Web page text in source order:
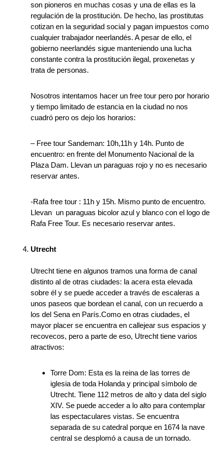
son pioneros en muchas cosas y una de ellas es la
regulación de la prostitución. De hecho, las prostitutas
cotizan en la seguridad social y pagan impuestos como
cualquier trabajador neerlandés. A pesar de ello, el
gobierno neerlandés sigue manteniendo una lucha
constante contra la prostitución ilegal, proxenetas y
trata de personas.
Nosotros intentamos hacer un free tour pero por horario
y tiempo limitado de estancia en la ciudad no nos
cuadró pero os dejo los horarios:
– Free tour Sandeman: 10h,11h y 14h. Punto de
encuentro: en frente del Monumento Nacional de la
Plaza Dam. Llevan un paraguas rojo y no es necesario
reservar antes.
-Rafa free tour : 11h y 15h. Mismo punto de encuentro.
Llevan un paraguas bicolor azul y blanco con el logo de
Rafa Free Tour. Es necesario reservar antes.
Utrecht
Utrecht tiene en algunos tramos una forma de canal
distinto al de otras ciudades: la acera esta elevada
sobre él y se puede acceder a través de escaleras a
unos paseos que bordean el canal, con un recuerdo a
los del Sena en París.Como en otras ciudades, el
mayor placer se encuentra en callejear sus espacios y
recovecos, pero a parte de eso, Utrecht tiene varios
atractivos:
Torre Dom: Esta es la reina de las torres de
iglesia de toda Holanda y principal símbolo de
Utrecht. Tiene 112 metros de alto y data del siglo
XIV. Se puede acceder a lo alto para contemplar
las espectaculares vistas. Se encuentra
separada de su catedral porque en 1674 la nave
central se desplomó a causa de un tornado.